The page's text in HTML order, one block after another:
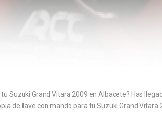
Suzuki Grand Vitara 2009 en Albacete? Has
de llave con mando para tu Suzuki Grand Vitara